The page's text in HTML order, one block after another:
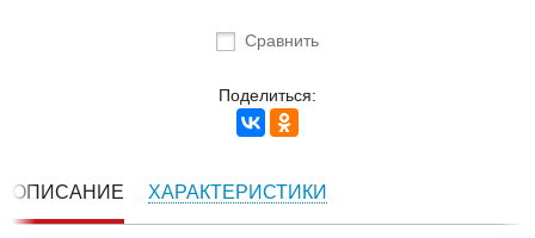
Сравнить
Поделиться:
ОПИСАНИЕ ХАРАКТЕРИСТИКИ